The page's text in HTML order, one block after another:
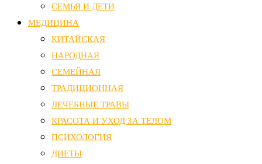
СЕМЬЯ И ДЕТИ
МЕДИЦИНА
КИТАЙСКАЯ
НАРОДНАЯ
СЕМЕЙНАЯ
ТРАДИЦИОННАЯ
ЛЕЧЕБНЫЕ ТРАВЫ
КРАСОТА И УХОД ЗА ТЕЛОМ
ПСИХОЛОГИЯ
ДИЕТЫ